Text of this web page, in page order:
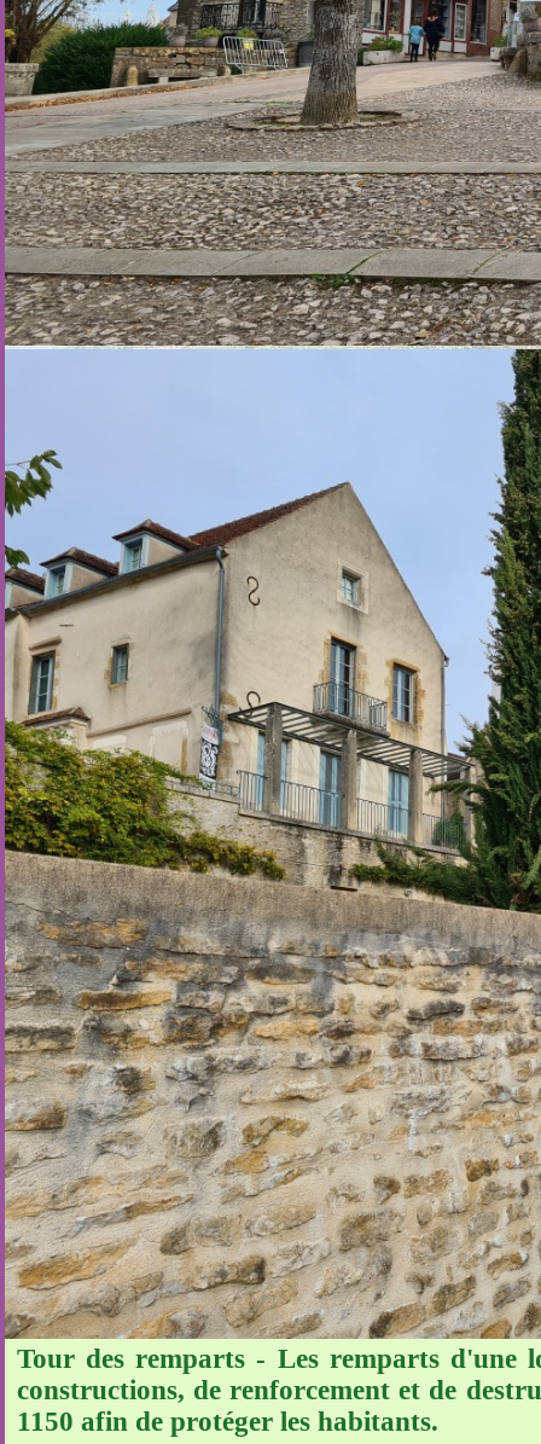
Tour des remparts - Les remparts d'une
constructions, de renforcement et de
1150 afin de protéger les habitants.